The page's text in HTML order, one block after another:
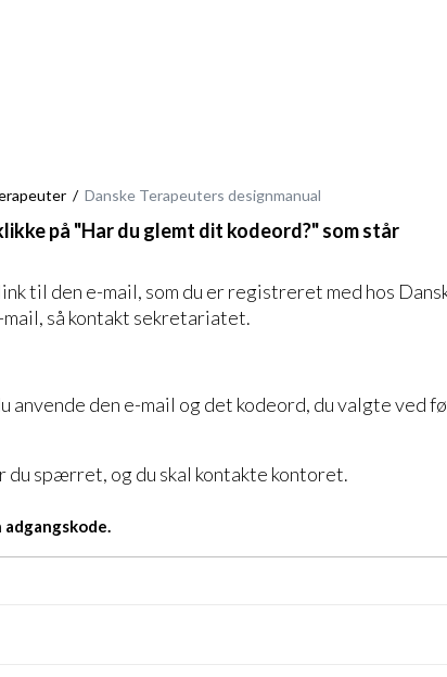
Danske Terapeuters designmanual
på "Har du glemt dit kodeord?" som står
til den e-mail, som du er registreret med hos
så kontakt sekretariatet.
anvende den e-mail og det kodeord, du valgte ved
spærret, og du skal kontakte kontoret.